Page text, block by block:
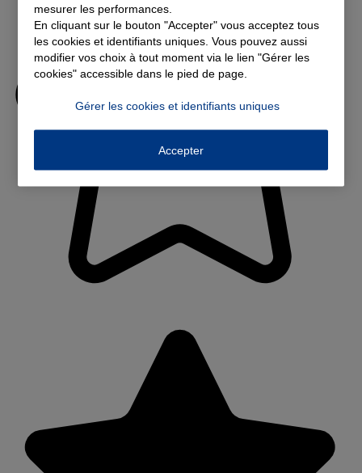
mesurer les performances.
En cliquant sur le bouton "Accepter" vous acceptez tous
les cookies et identifiants uniques. Vous pouvez aussi
modifier vos choix à tout moment via le lien "Gérer les
cookies" accessible dans le pied de page.
Gérer les cookies et identifiants uniques
Accepter